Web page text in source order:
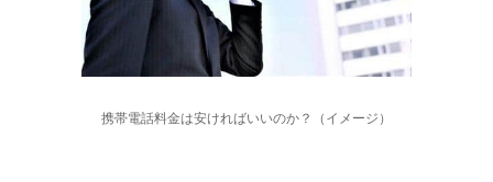
携帯電話料金は安ければいいのか？（イメージ）